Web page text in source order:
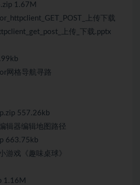
1.67M
上传下载
上传_下载.pptx
网格导航寻路
557.26kb
辑器编辑地图路径
663.75kb
游戏《趣味桌球》
1.16M